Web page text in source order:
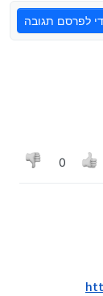
לפרסם תגובה
0